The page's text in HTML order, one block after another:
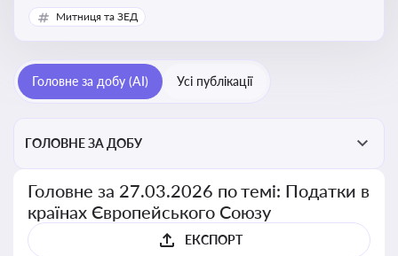
країн ЄС. Моніторинг кейсів, що впливають на бізнес-
процеси та фінансову звітність
Митниця та ЗЕД
Головне за добу (AI) Усі публікації
ГОЛОВНЕ ЗА ДОБУ
Головне за 27.03.2026 по темі: Податки в
країнах Європейського Союзу
ЕКСПОРТ